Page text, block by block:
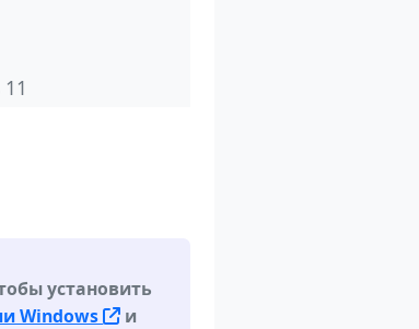
установить
Windows
и